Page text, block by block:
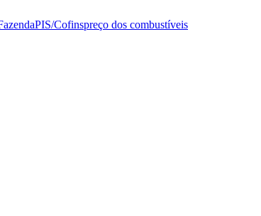
PIS/Cofinspreço dos combustíveis